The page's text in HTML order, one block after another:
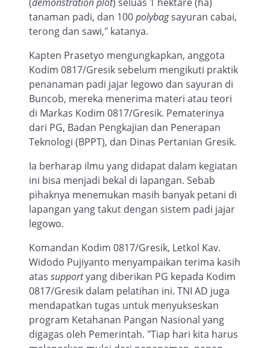
tanaman padi, dan 100polybagsayuran cabai,
terong dan sawi," katanya.
Kapten Prasetyo mengungkapkan, anggota
Kodim 0817/Gresik sebelum mengikuti praktik
penanaman padi jajar legowo dan sayuran di
Buncob, mereka menerima materi atau teori
di Markas Kodim 0817/Gresik. Pematerinya
dari PG, Badan Pengkajian dan Penerapan
Teknologi (BPPT), dan Dinas Pertanian Gresik.
Ia berharap ilmu yang didapat dalam kegiatan
ini bisa menjadi bekal di lapangan. Sebab
pihaknya menemukan masih banyak petani di
lapangan yang takut dengan sistem padi jajar
legowo.
Komandan Kodim 0817/Gresik, Letkol Kav.
Widodo Pujiyanto menyampaikan terima kasih
atas supportyang diberikan PG kepada Kodim
0817/Gresik dalam pelatihan ini. TNI AD juga
mendapatkan tugas untuk menyukseskan
program Ketahanan Pangan Nasional yang
digagas oleh Pemerintah. "Tiap hari kita harus